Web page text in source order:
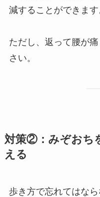
減することができます
ただし、返って腰が
さい。
対策②：みぞおち
える
歩き方で忘れてはなら